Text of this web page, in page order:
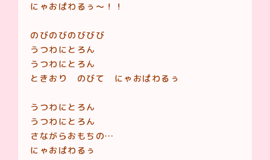
にゃおぱわるぅ〜！！
のびのびのびびび
うつわにとろん
うつわにとろん
ときおり のびて にゃおぱわるぅ
うつわにとろん
うつわにとろん
さながらおもちの…
にゃおぱわるぅ